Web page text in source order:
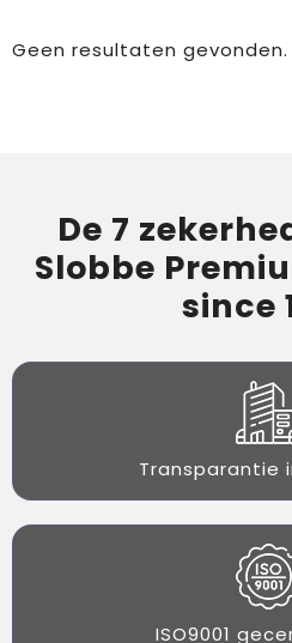
Geen resultaten gevonden.
De 7
Slobbe
since
Transparantie
ISO9001